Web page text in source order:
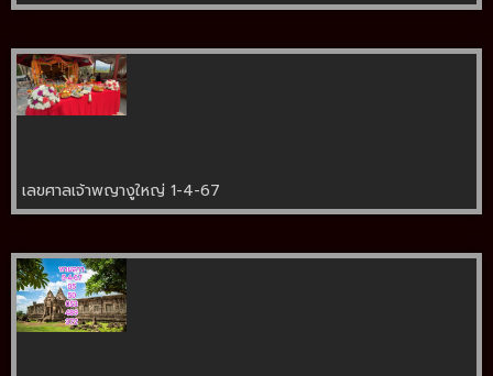
เลขศาลเจ้าพญางูใหญ่ 1-4-67